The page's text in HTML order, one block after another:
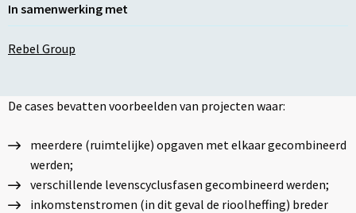
In samenwerking met
Rebel Group
De cases bevatten voorbeelden van projecten waar:
meerdere (ruimtelijke) opgaven met elkaar gecombineerd
werden;
verschillende levenscyclusfasen gecombineerd werden;
inkomstenstromen (in dit geval de rioolheffing) breder